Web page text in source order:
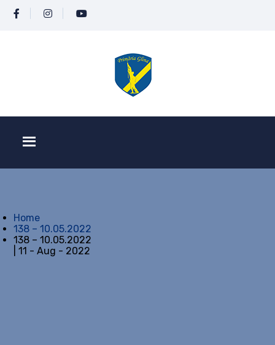
Home
138 – 10.05.2022
138 – 10.05.2022
| 11 - Aug - 2022